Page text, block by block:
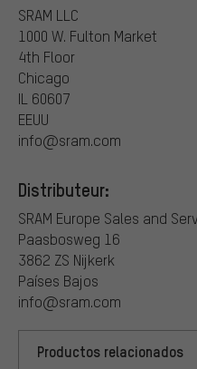
SRAM LLC
1000 W. Fulton Market
4th Floor
Chicago
IL 60607
EEUU
info@sram.com
Distributeur:
SRAM Europe Sales and
Paasbosweg 16
3862 ZS Nijkerk
Países Bajos
info@sram.com
Productos relacionados